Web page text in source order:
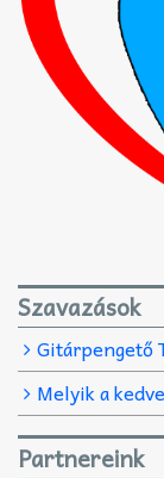
Szavazások
Gitárpengető
Melyik a
Partnereink